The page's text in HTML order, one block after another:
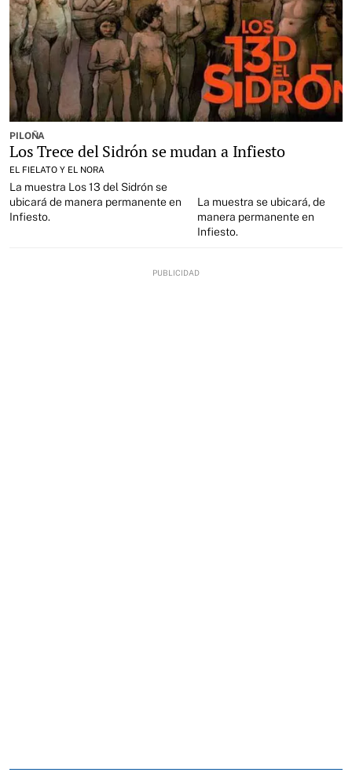
PILOÑA
Los Trece del Sidrón se mudan a Infiesto
EL FIELATO Y EL NORA
La muestra Los 13 del Sidrón se
ubicará de manera permanente en
Infiesto.
La muestra se ubicará, de
manera permanente en
Infiesto.